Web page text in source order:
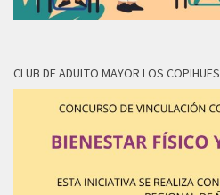
CLUB DE ADULTO MAYOR LOS COPIHUES